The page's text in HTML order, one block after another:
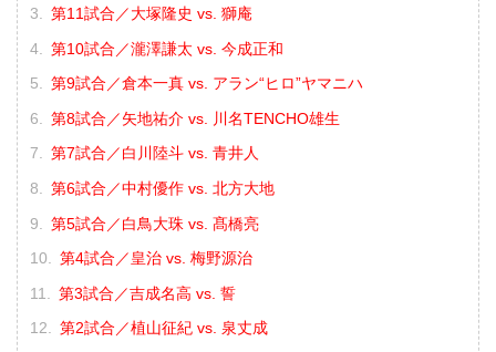
第11試合／大塚隆史 vs. 獅庵
第10試合／瀧澤謙太 vs. 今成正和
第9試合／倉本一真 vs. アラン“ヒロ”ヤマニハ
第8試合／矢地祐介 vs. 川名TENCHO雄生
第7試合／白川陸斗 vs. 青井人
第6試合／中村優作 vs. 北方大地
第5試合／白鳥大珠 vs. 髙橋亮
第4試合／皇治 vs. 梅野源治
第3試合／吉成名高 vs. 誓
第2試合／植山征紀 vs. 泉丈成